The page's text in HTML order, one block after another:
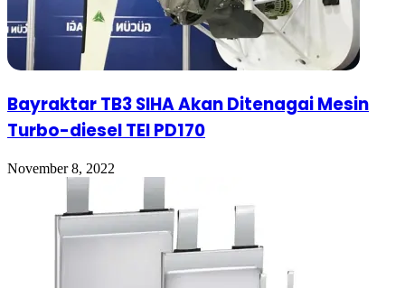
Bayraktar TB3 SIHA Akan Ditenagai Mesin
Turbo-diesel TEI PD170
November 8, 2022